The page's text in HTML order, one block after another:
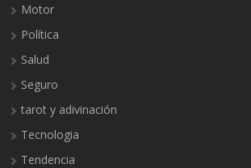
Motor
Política
Salud
Seguro
tarot y adivinación
Tecnologia
Tendencia